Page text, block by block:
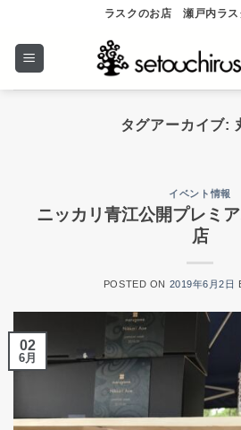
content
ラスクのお店 瀬戸内ラス
タグアーカイブ:
イベント情報
ニッカリ青江公開プレミ
店
POSTED ON 2019年6月2日
02
6月